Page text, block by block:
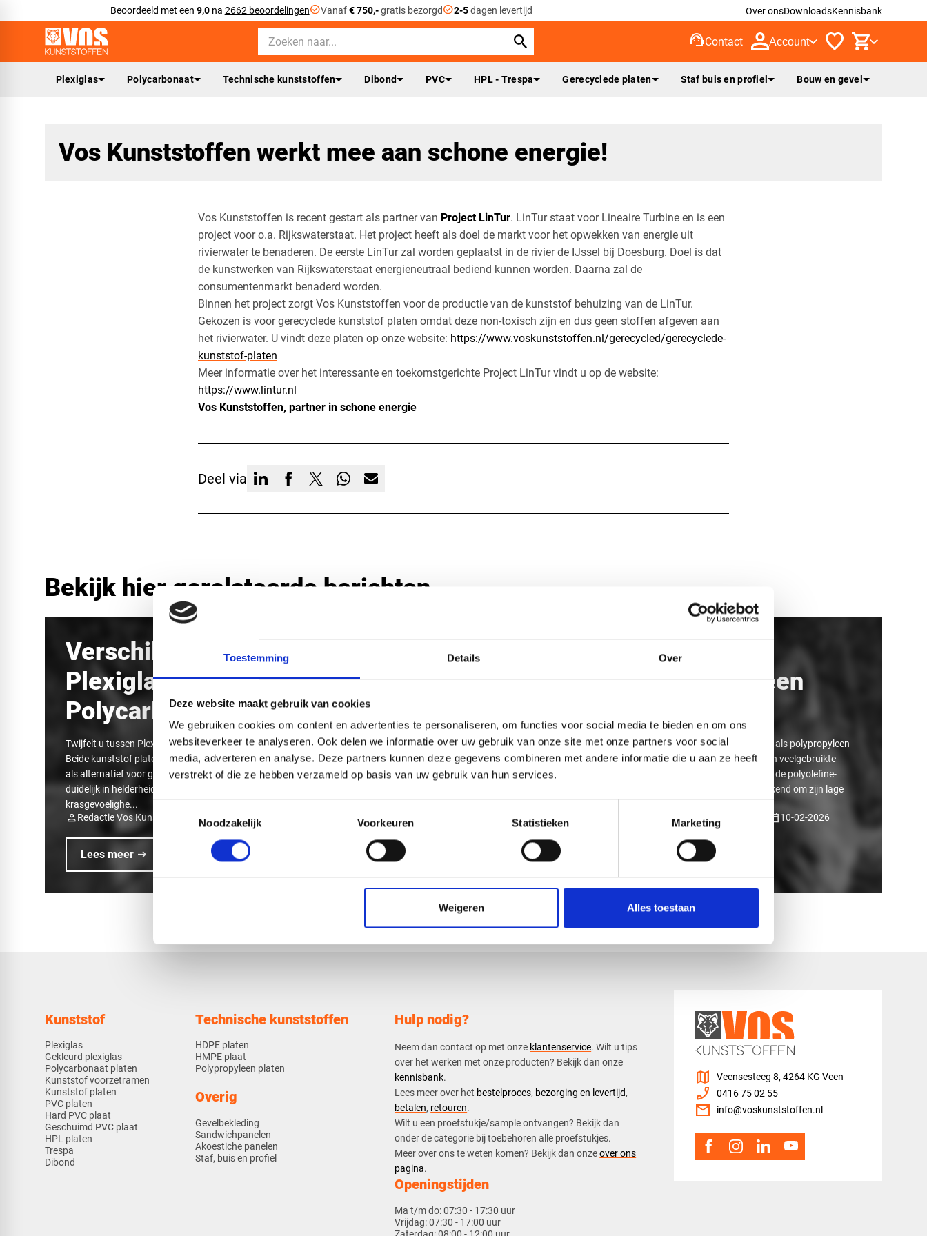
Toestemming Details Over
Deze website maakt gebruik van cookies
We gebruiken cookies om content en advertenties te personaliseren, om functies voor social media te bieden en om ons
websiteverkeer te analyseren. Ook delen we informatie over uw gebruik van onze site met onze partners voor social
media, adverteren en analyse. Deze partners kunnen deze gegevens combineren met andere informatie die u aan ze heeft
verstrekt of die ze hebben verzameld op basis van uw gebruik van hun services.
Noodzakelijk
Voorkeuren Statistieken Marketing
Weigeren Alles toestaan
Beoordeeld met een 9,0na 2662 beoordelingencheck_circleVanaf€ 750,-gratis bezorgdcheck_circle2-5dagen levertijd Over onsDownloadsKennisbank
support_agentContact Account
Plexiglas Polycarbonaat Technische kunststoffen Dibond PVC HPL - Trespa Gerecyclede platen Staf buis en profiel Bouw en gevel
Vos Kunststoffen werkt mee aan schone energie!
Vos Kunststoffen is recent gestart als partner van Project LinTur. LinTur staat voor Lineaire Turbine en is een
project voor o.a. Rijkswaterstaat. Het project heeft als doel de markt voor het opwekken van energie uit
rivierwater te benaderen. De eerste LinTur zal worden geplaatst in de rivier de IJssel bij Doesburg. Doel is dat
de kunstwerken van Rijkswaterstaat energieneutraal bediend kunnen worden. Daarna zal de
consumentenmarkt benaderd worden.
Binnen het project zorgt Vos Kunststoffen voor de productie van de kunststof behuizing van de LinTur.
Gekozen is voor gerecyclede kunststof platen omdat deze non-toxisch zijn en dus geen stoffen afgeven aan
het rivierwater. U vindt deze platen op onze website: https://www.voskunststoffen.nl/gerecycled/gerecyclede-
kunststof-platen
Meer informatie over het interessante en toekomstgerichte Project LinTur vindt u op de website:
https://www.lintur.nl
Vos Kunststoffen, partner in schone energie
Deel via
Bekijk hier gerelateerde berichten
Verschil tussen
Plexiglas en
Polycarbonaat
Twijfelt u tussen Plexiglas® of polycarbonaat?
Beide kunststof platen zijn licht, sterk en geschikt
als alternatief voor glas. Toch verschillen ze
duidelijk in helderheid, slagvastheid,
krasgevoelighe...
personRedactie Vos Kunststoffen calendar_today06-07-2026
Lees meer arrow_right_alt
Tuindersglas
vervangen door
kunststof
Tuindersglas is traditioneel glas voor kassen,
broeikassen en tuinbouwconstructies. Het laat veel
licht door, maar is breekbaar en relatief zwaar. Wilt
person Redactie Vos Kunststoffen 06-07-2026
Lees meer
Wat is
Polypropyleen
Polypropeen – ook geschreven als polypropyleen
en vaak afgekort als PP – is een veelgebruikte
thermoplastische kunststof uit de polyolefine-
familie. Het materiaal staat bekend om zijn lage
Redactie Vos Kunststoffen calendar_today10-02-2026
Lees meer arrow_right_alt
Kunststof
Plexiglas
Gekleurd plexiglas
Polycarbonaat platen
Kunststof voorzetramen
Kunststof platen
PVC platen
Hard PVC plaat
Geschuimd PVC plaat
HPL platen
Trespa
Dibond
Technische kunststoffen
HDPE platen
HMPE plaat
Polypropyleen platen
Overig
Gevelbekleding
Sandwichpanelen
Akoestiche panelen
Staf, buis en profiel
Hulp nodig?
Neem dan contact op met onze klantenservice. Wilt u tips
over het werken met onze producten? Bekijk dan onze
kennisbank.
​Lees meer over het bestelproces, bezorging en levertijd,
betalen, retouren.​
​Wilt u een proefstukje/sample ontvangen? Bekijk dan
onder de categorie bij toebehoren alle proefstukjes.
​​Meer over ons te weten komen? Bekijk dan onzeover ons
pagina.
Openingstijden
Ma t/m do:07:30 - 17:30 uur
Vrijdag:07:30 - 17:00 uur
map Veensesteeg 8, 4264 KG Veen
phone_enabled 0416 75 02 55
mail info@voskunststoffen.nl